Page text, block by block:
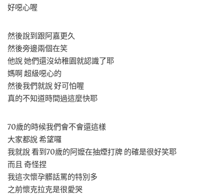
好噁心喔
然後說到跟阿嘉更久
然後旁邊兩個在笑
他說 她們還沒幼稚園就認識了耶
媽啊 超級噁心的
然後我們就說 好可怕喔
真的不知道時間過這麼快耶
70歲的時候我們會不會還這樣
大家都說 希望囉
我就說 看到70歲的阿嬤在抽煙打牌 的確是很好笑耶
而且 奇怪捏
我這次懷孕髒話罵的特別多
之前懷克拉克是很愛哭